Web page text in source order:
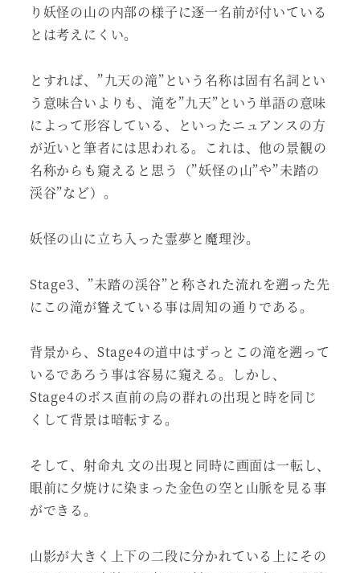
り妖怪の山の内部の様子に逐一名前が付いている
とは考えにくい。
とすれば、”九天の滝”という名称は固有名詞とい
う意味合いよりも、滝を”九天”という単語の意味
によって形容している、といったニュアンスの方
が近いと筆者には思われる。これは、他の景観の
名称からも窺えると思う（”妖怪の山”や”未踏の
渓谷”など）。
妖怪の山に立ち入った霊夢と魔理沙。
Stage3、”未踏の渓谷”と称された流れを遡った先
にこの滝が聳えている事は周知の通りである。
背景から、Stage4の道中はずっとこの滝を遡って
いるであろう事は容易に窺える。しかし、
Stage4のボス直前の烏の群れの出現と時を同じ
くして背景は暗転する。
そして、射命丸 文の出現と同時に画面は一転し、
眼前に夕焼けに染まった金色の空と山脈を見る事
ができる。
山影が大きく上下の二段に分かれている上にその